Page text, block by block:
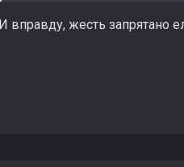
И вправду, жесть запрятано